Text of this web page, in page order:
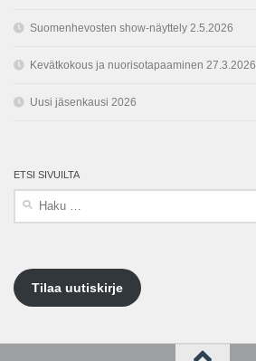
Suomenhevosten show-näyttely 2.5.2026
Kevätkokous ja nuorisotapaaminen 27.3.2026
Uusi jäsenkausi 2026
ETSI SIVUILTA
Tilaa uutiskirje